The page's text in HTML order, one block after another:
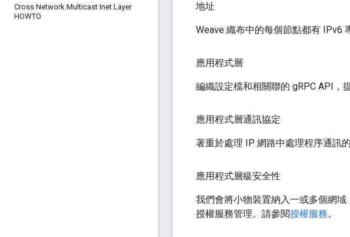
Cross Network Multicast Inet Layer
HOWTO
地址
Weave 織布中的每個節點都有 IPv6
應用程式層
編織設定檔和相關聯的 gRPC API，
應用程式層通訊協定
著重於處理 IP 網路中處理程序通訊
應用程式層級安全性
我們會將小物裝置納入一或多個網
授權服務管理。請參閱授權服務。